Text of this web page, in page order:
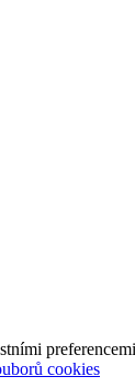
cookies